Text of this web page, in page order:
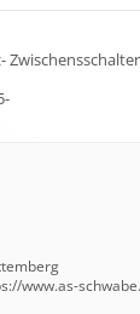
Zwischensschalter
www.as-